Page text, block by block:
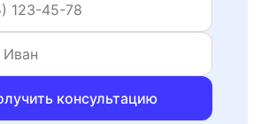
консультацию